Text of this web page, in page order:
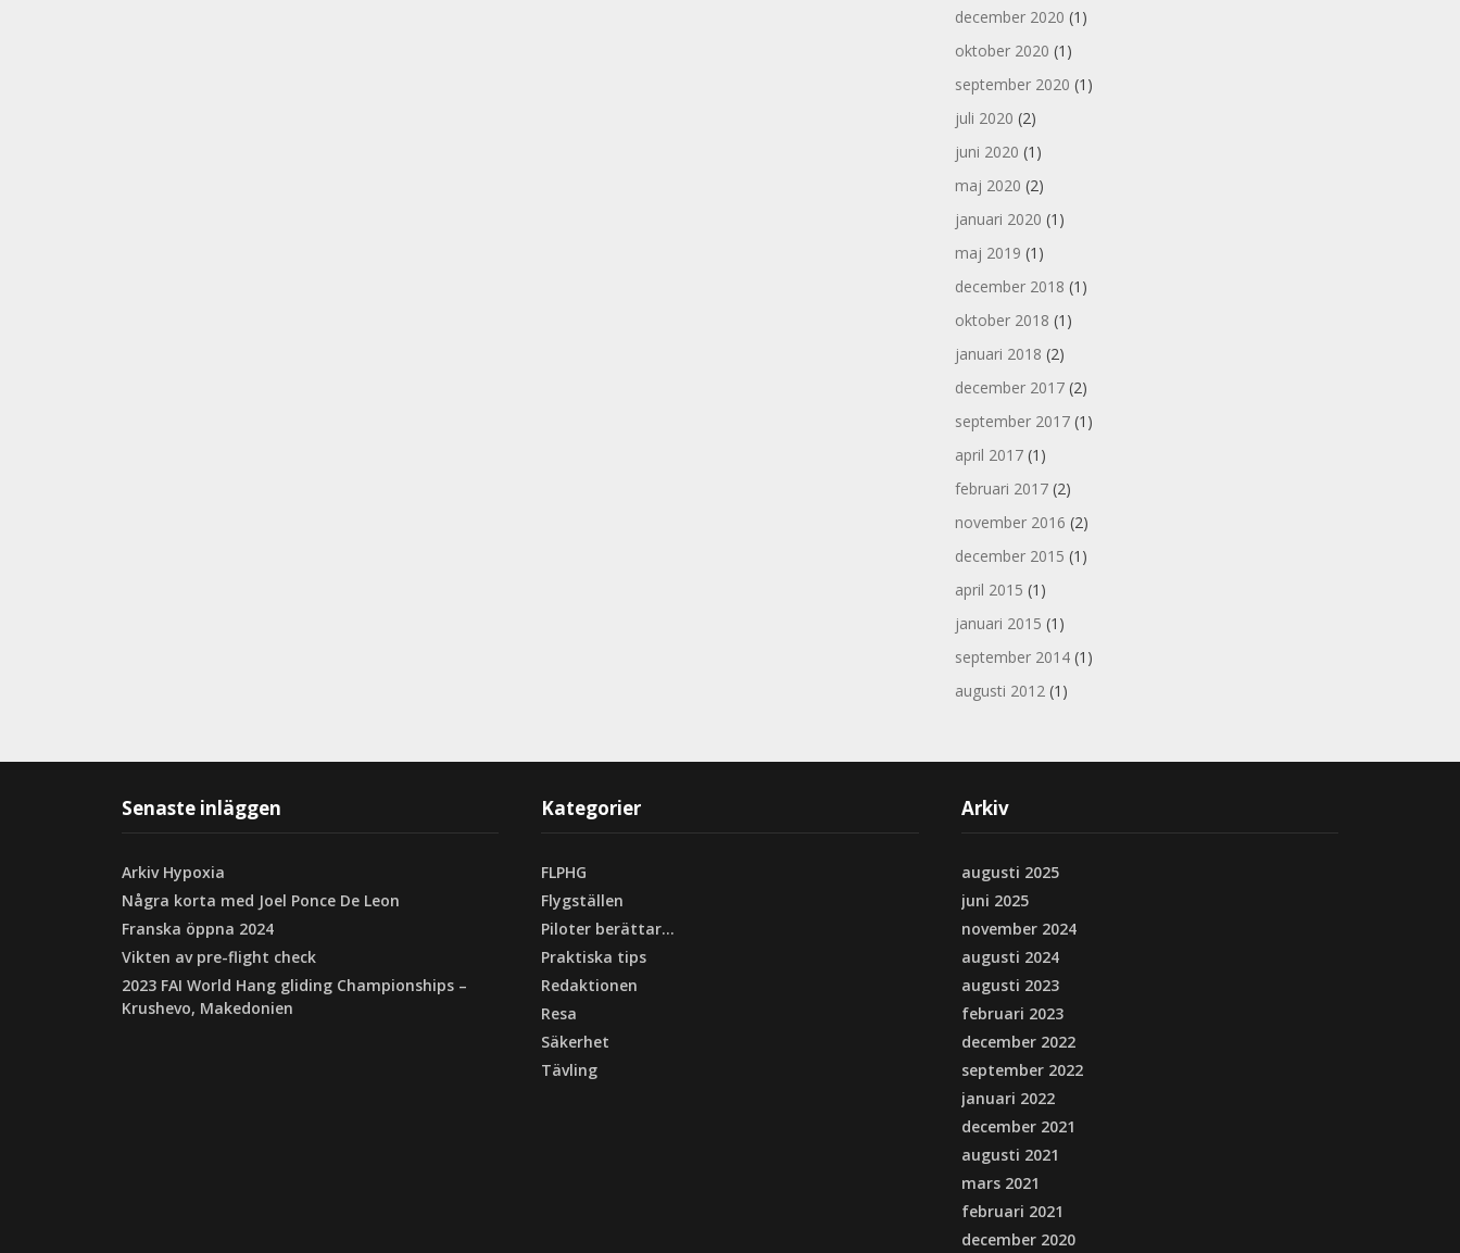
december 2020 (1)
oktober 2020 (1)
september 2020 (1)
juli 2020 (2)
juni 2020 (1)
maj 2020 (2)
januari 2020 (1)
maj 2019 (1)
december 2018 (1)
oktober 2018 (1)
januari 2018 (2)
december 2017(2)
september 2017(1)
april 2017(1)
februari 2017(2)
november 2016 (2)
december 2015 (1)
april 2015 (1)
januari 2015 (1)
september 2014(1)
augusti 2012(1)
Senaste inläggen
Arkiv Hypoxia
Några korta med Joel Ponce De Leon
Franska öppna 2024
Vikten av pre-flight check
2023 FAI World Hang gliding Championships –
Krushevo, Makedonien
Kategorier
FLPHG
Flygställen
Piloter berättar…
Praktiska tips
Redaktionen
Resa
Säkerhet
Tävling
Arkiv
augusti 2025
juni 2025
november 2024
augusti 2024
augusti 2023
februari 2023
december 2022
september 2022
januari 2022
december 2021
augusti 2021
mars 2021
februari 2021
december 2020